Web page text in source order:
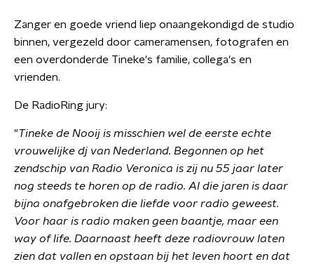
Zanger en goede vriend liep onaangekondigd de studio
binnen, vergezeld door cameramensen, fotografen en
een overdonderde Tineke's familie, collega's en
vrienden.
De RadioRing jury:
"Tineke de Nooij is misschien wel de eerste echte
vrouwelijke dj van Nederland. Begonnen op het
zendschip van Radio Veronica is zij nu 55 jaar later
nog steeds te horen op de radio. Al die jaren is daar
bijna onafgebroken die liefde voor radio geweest.
Voor haar is radio maken geen baantje, maar een
way of life. Daarnaast heeft deze radiovrouw laten
zien dat vallen en opstaan bij het leven hoort en dat